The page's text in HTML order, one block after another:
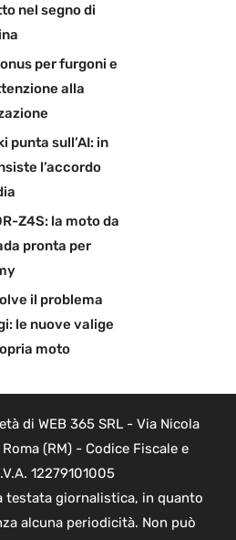
nel segno di
per furgoni e
alla
punta sull’AI: in
l’accordo
Z4S: la moto da
pronta per
il problema
le nuove valige
moto
di WEB 365 SRL - Via Nicola
(RM) - Codice Fiscale e
12279101005
testata giornalistica, in quanto
alcuna periodicità. Non può